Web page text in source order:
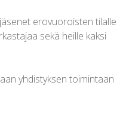
erovuoroisten tilalle
sekä heille kaksi
yhdistyksen toimintaan